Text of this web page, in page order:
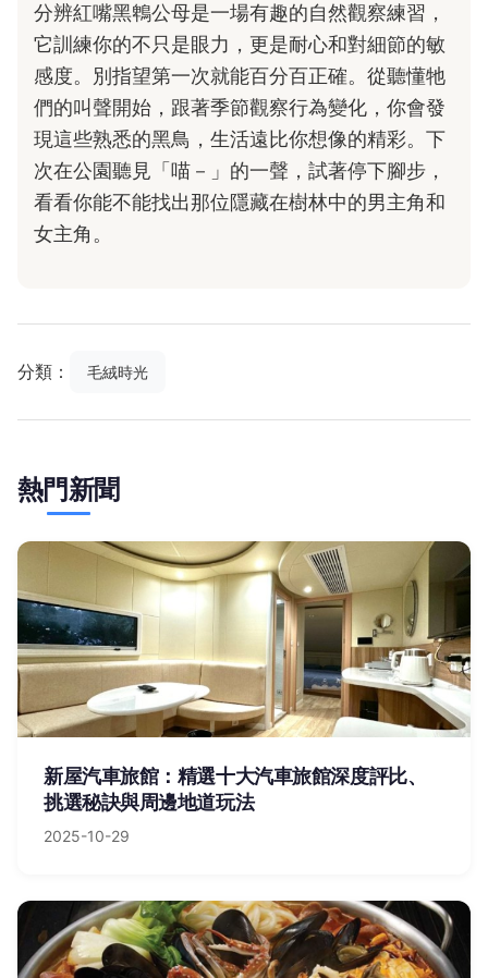
分辨紅嘴黑鵯公母是一場有趣的自然觀察練習，
它訓練你的不只是眼力，更是耐心和對細節的敏
感度。別指望第一次就能百分百正確。從聽懂牠
們的叫聲開始，跟著季節觀察行為變化，你會發
現這些熟悉的黑鳥，生活遠比你想像的精彩。下
次在公園聽見「喵－」的一聲，試著停下腳步，
看看你能不能找出那位隱藏在樹林中的男主角和
女主角。
分類： 毛絨時光
熱門新聞
新屋汽車旅館：精選十大汽車旅館深度評比、
挑選秘訣與周邊地道玩法
2025-10-29